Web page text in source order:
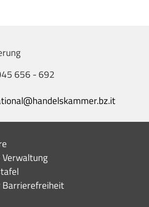
656 - 692
Barrierefreiheit